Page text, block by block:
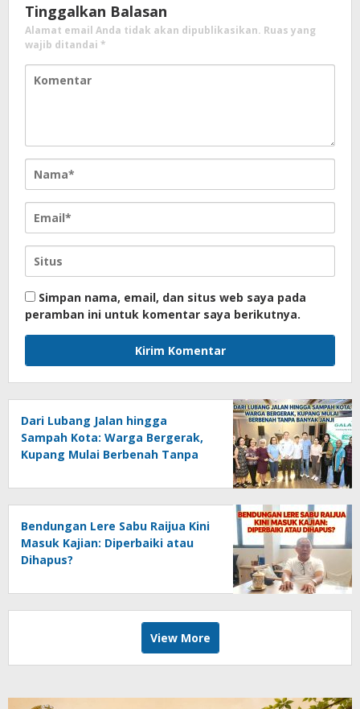
Tinggalkan Balasan
Alamat email Anda tidak akan dipublikasikan. Ruas yang
wajib ditandai *
Simpan nama, email, dan situs web saya pada
peramban ini untuk komentar saya berikutnya.
Dari Lubang Jalan hingga
Sampah Kota: Warga Bergerak,
Kupang Mulai Berbenah Tanpa
Bendungan Lere Sabu Raijua Kini
Masuk Kajian: Diperbaiki atau
Dihapus?
View More